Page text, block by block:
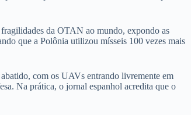
da OTAN ao mundo, expondo as
que a Polônia utilizou mísseis 100 vezes mais
com os UAVs entrando livremente em
Na prática, o jornal espanhol acredita que o